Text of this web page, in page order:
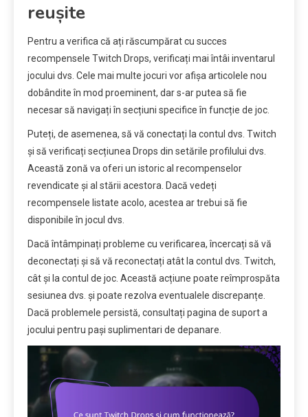
reușite
Pentru a verifica că ați răscumpărat cu succes
recompensele Twitch Drops, verificați mai întâi inventarul
jocului dvs. Cele mai multe jocuri vor afișa articolele nou
dobândite în mod proeminent, dar s-ar putea să fie
necesar să navigați în secțiuni specifice în funcție de joc.
Puteți, de asemenea, să vă conectați la contul dvs. Twitch
și să verificați secțiunea Drops din setările profilului dvs.
Această zonă va oferi un istoric al recompenselor
revendicate și al stării acestora. Dacă vedeți
recompensele listate acolo, acestea ar trebui să fie
disponibile în jocul dvs.
Dacă întâmpinați probleme cu verificarea, încercați să vă
deconectați și să vă reconectați atât la contul dvs. Twitch,
cât și la contul de joc. Această acțiune poate reîmprospăta
sesiunea dvs. și poate rezolva eventualele discrepanțe.
Dacă problemele persistă, consultați pagina de suport a
jocului pentru pași suplimentari de depanare.